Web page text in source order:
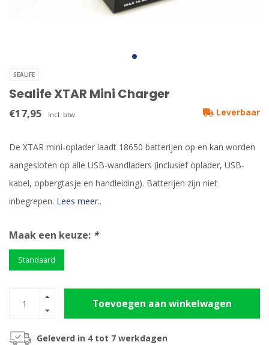
SEALIFE
Sealife XTAR Mini Charger
€17,95 Incl. btw Leverbaar
De XTAR mini-oplader laadt 18650 batterijen op en kan worden
aangesloten op alle USB-wandladers (inclusief oplader, USB-
kabel, opbergtasje en handleiding). Batterijen zijn niet
inbegrepen. Lees meer..
Maak een keuze: *
Standaard
Toevoegen aan winkelwagen
Geleverd in 4 tot 7 werkdagen